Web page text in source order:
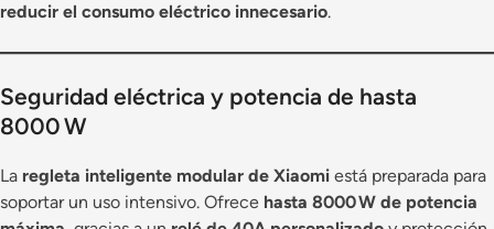
reducir el consumo eléctrico innecesario.
Seguridad eléctrica y potencia de hasta
8000 W
La regleta inteligente modular de Xiaomi está preparada para
soportar un uso intensivo. Ofrece hasta 8000 W de potencia